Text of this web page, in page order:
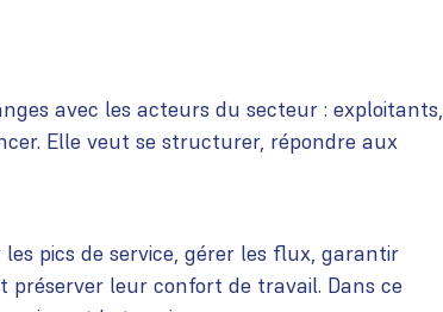
avec les acteurs du secteur : exploitants,
Elle veut se structurer, répondre aux
pics de service, gérer les flux, garantir
préserver leur confort de travail. Dans ce